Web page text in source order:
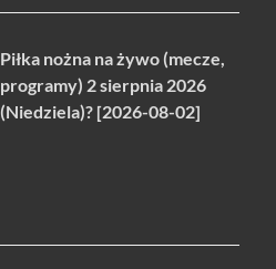
Piłka nożna na żywo (mecze,
programy) 2 sierpnia 2026
(Niedziela)? [2026-08-02]